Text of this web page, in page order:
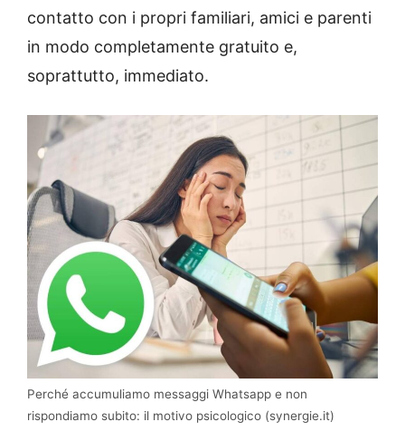
contatto con i propri familiari, amici e parenti
in modo completamente gratuito e,
soprattutto, immediato.
Perché accumuliamo messaggi Whatsapp e non
rispondiamo subito: il motivo psicologico (synergie.it)